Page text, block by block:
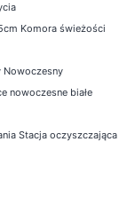
Komora świeżości
Nowoczesny
nowoczesne białe
Stacja oczyszczająca